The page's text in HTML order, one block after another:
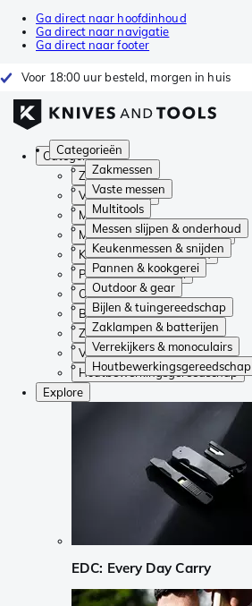
Ga direct naar hoofdinhoud
Ga direct naar navigatie
Ga direct naar footer
Voor 18:00 uur besteld, morgen in huis
Categorieën
Zakmessen
Vaste messen
Multitools
Messen slijpen & onderhoud
Keukenmessen & snijden
Pannen & kookgerei
Outdoor & gear
Bijlen & tuingereedschap
Zaklampen & batterijen
Verrekijkers & monoculairs
Houtbewerkingsgereedschap
Categorieën
Zakmessen
Vaste messen
Multitools
Messen slijpen & onderhoud
Keukenmessen & snijden
Pannen & kookgerei
Outdoor & gear
Bijlen & tuingereedschap
Zaklampen & batterijen
Verrekijkers & monoculairs
Houtbewerkingsgereedschap
Explore
EDC: Every Day Carry